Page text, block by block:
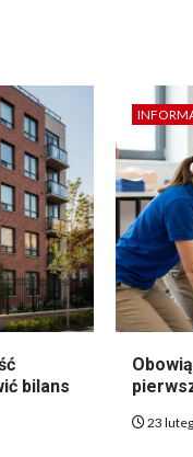
bilans
23